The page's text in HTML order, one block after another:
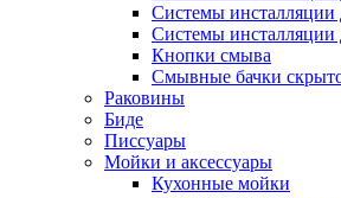
Системы инсталляции
Системы инсталляции
Кнопки смыва
Смывные бачки
Раковины
Биде
Писсуары
Мойки и аксессуары
Кухонные мойки